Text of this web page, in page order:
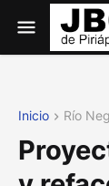
Inicio Río